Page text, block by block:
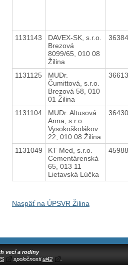
1131143
DAVEX-SK, s.r.o.
Brezová
8099/65, 010 08
Žilina
1131125
MUDr.
Čumittová, s.r.o.
Brezová 58, 010
01 Žilina
1131104
MUDr. Altusová
Anna, s.r.o.
Vysokoškolákov
22, 010 08 Žilina
1131049
KT Med, s.r.o.
Cementárenská
65, 013 11
Lietavská Lúčka
Naspäť na ÚPSVR Žilina
vecí a rodiny
spoločnostiui42